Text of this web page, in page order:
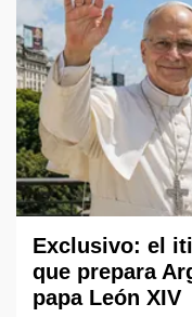
Exclusivo: el
que prepara
papa León XIV